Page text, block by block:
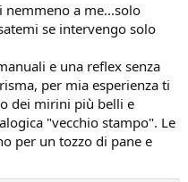
a me...solo
se intervengo solo
e una reflex senza
per mia esperienza ti
dei mirini più belli e
"vecchio stampo". Le
per un tozzo di pane e